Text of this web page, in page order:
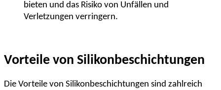
bieten und das Risiko von Unfällen und
Verletzungen verringern.
Vorteile von Silikonbeschichtungen
Die Vorteile von Silikonbeschichtungen sind zahlreich